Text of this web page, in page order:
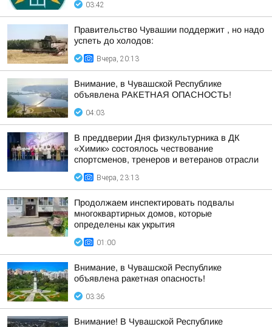
03:42
Правительство Чувашии поддержит , но надо
успеть до холодов:
Вчера, 20:13
Внимание, в Чувашской Республике
объявлена РАКЕТНАЯ ОПАСНОСТЬ!
04:03
В преддверии Дня физкультурника в ДК
«Химик» состоялось чествование
спортсменов, тренеров и ветеранов отрасли
Вчера, 23:13
Продолжаем инспектировать подвалы
многоквартирных домов, которые
определены как укрытия
01:00
Внимание, в Чувашской Республике
объявлена ракетная опасность!
03:36
Внимание! В Чувашской Республике